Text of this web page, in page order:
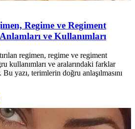
Regime ve Regiment
ve Kullanımları
regimen, regime ve regiment
kullanımları ve aralarındaki farklar
Bu yazı, terimlerin doğru anlaşılmasını